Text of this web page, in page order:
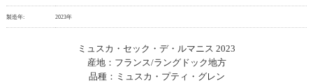
製造年: 2023年
ミュスカ・セック・デ・ルマニス 2023
産地：フランス/ラングドック地方
品種：ミュスカ・プティ・グレン